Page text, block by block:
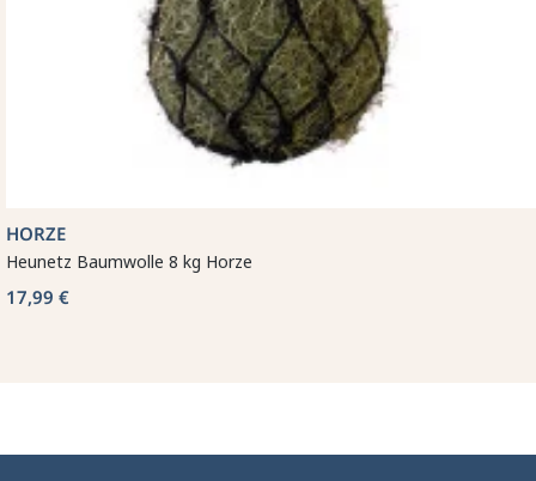
HORZE
Heunetz Baumwolle 8 kg Horze
17,99 €